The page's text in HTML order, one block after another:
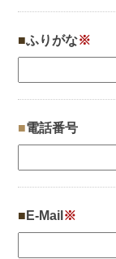
ふりがな※
電話番号
E-Mail ※